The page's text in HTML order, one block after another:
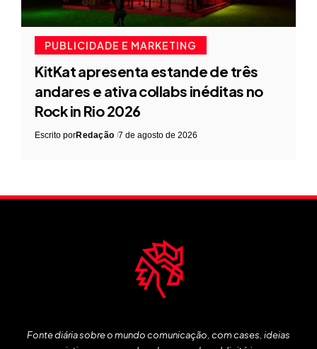
PUBLICIDADE E MARKETING
KitKat apresenta estande de três
andares e ativa collabs inéditas no
Rock in Rio 2026
Escrito porRedação 7 de agosto de 2026
Fonte diária sobre o mundo comunicação, com cases, ideias